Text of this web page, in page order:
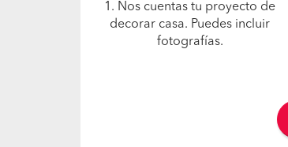
1. Nos cuentas tu proyecto de
decorar casa. Puedes incluir
fotografías.